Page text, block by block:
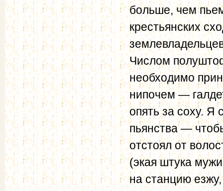
больше, чем
крестьянских
Числом
необходимо
нипочем —
опять за соху.
пьянства —
отстоял от
(экая штука
на станцию